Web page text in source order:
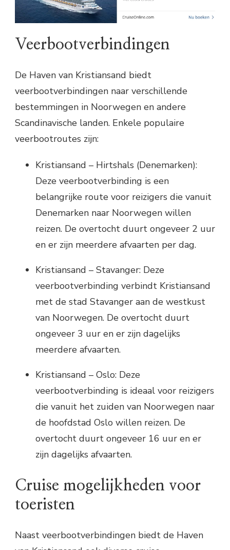
Veerbootverbindingen
De Haven van Kristiansand biedt
veerbootverbindingen naar verschillende
bestemmingen in Noorwegen en andere
Scandinavische landen. Enkele populaire
veerbootroutes zijn:
Kristiansand – Hirtshals (Denemarken):
Deze veerbootverbinding is een
belangrijke route voor reizigers die vanuit
Denemarken naar Noorwegen willen
reizen. De overtocht duurt ongeveer 2 uur
en er zijn meerdere afvaarten per dag.
Kristiansand – Stavanger: Deze
veerbootverbinding verbindt Kristiansand
met de stad Stavanger aan de westkust
van Noorwegen. De overtocht duurt
ongeveer 3 uur en er zijn dagelijks
meerdere afvaarten.
Kristiansand – Oslo: Deze
veerbootverbinding is ideaal voor reizigers
die vanuit het zuiden van Noorwegen naar
de hoofdstad Oslo willen reizen. De
overtocht duurt ongeveer 16 uur en er
zijn dagelijks afvaarten.
Cruise mogelijkheden voor
toeristen
Naast veerbootverbindingen biedt de Haven